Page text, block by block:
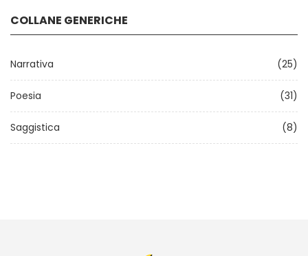
COLLANE GENERICHE
Narrativa (25)
Poesia (31)
Saggistica (8)